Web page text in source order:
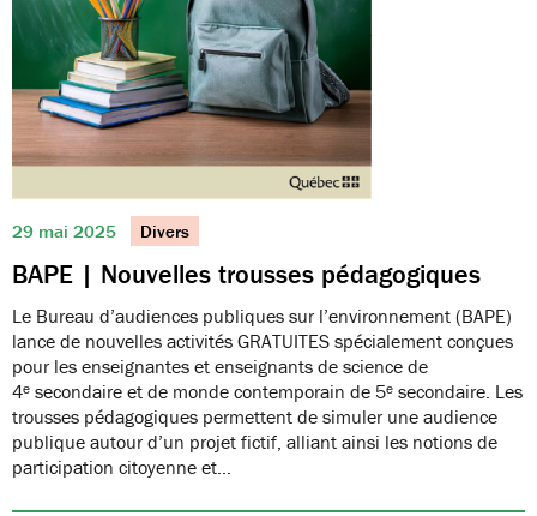
29 mai 2025 Divers
BAPE | Nouvelles trousses pédagogiques
Le Bureau d’audiences publiques sur l’environnement (BAPE)
lance de nouvelles activités GRATUITES spécialement conçues
pour les enseignantes et enseignants de science de
4ᵉ secondaire et de monde contemporain de 5ᵉ secondaire. Les
trousses pédagogiques permettent de simuler une audience
publique autour d’un projet fictif, alliant ainsi les notions de
participation citoyenne et…